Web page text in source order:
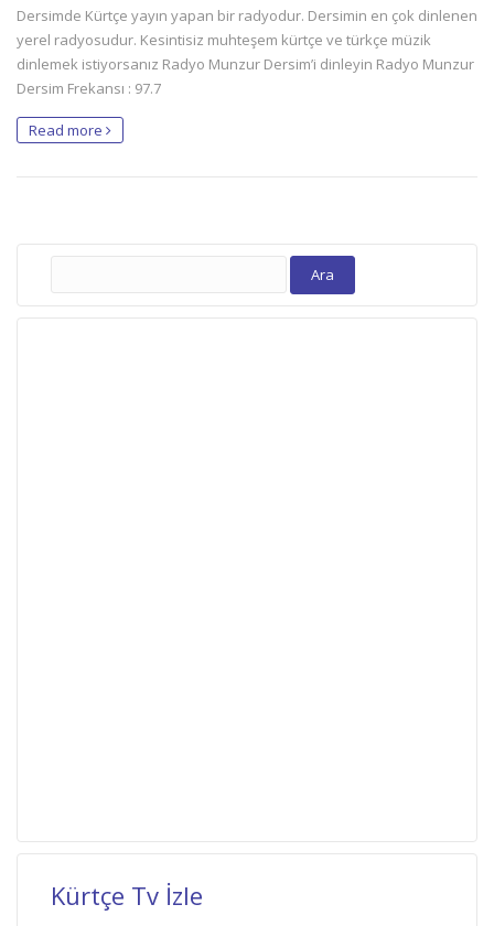
Dersimde Kürtçe yayın yapan bir radyodur. Dersimin en çok dinlenen
yerel radyosudur. Kesintisiz muhteşem kürtçe ve türkçe müzik
dinlemek istiyorsanız Radyo Munzur Dersim’i dinleyin Radyo Munzur
Dersim Frekansı : 97.7
Read more
Arama:
Kürtçe Tv İzle